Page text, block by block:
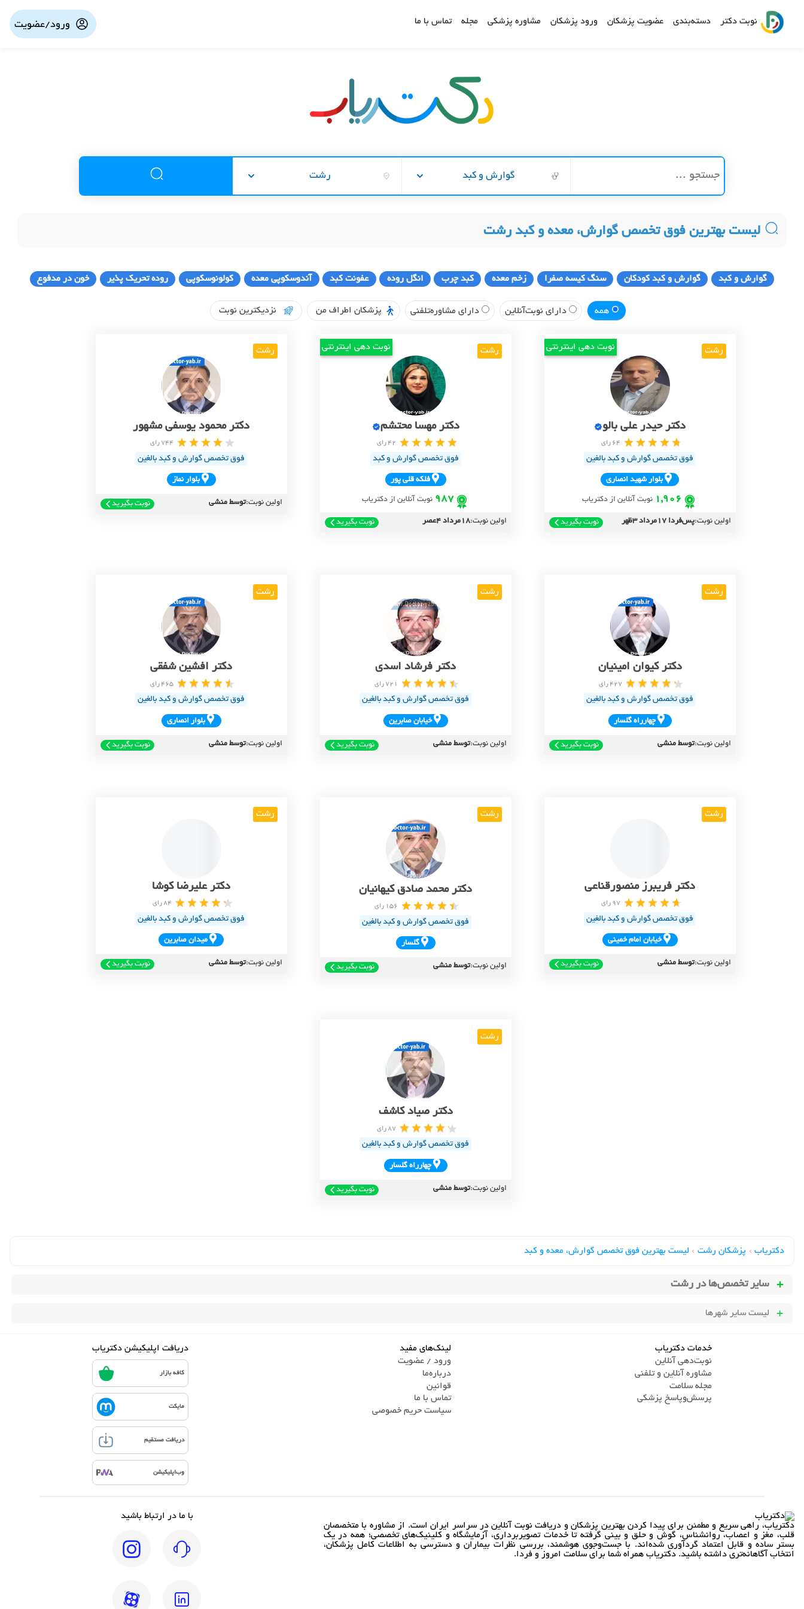
نوبت دکتر دسته‌بندی عضویت پزشکان ورود پزشکان مشاوره پزشکی مجله تماس با ما ورود/عضویت
گوارش و کبد رشت
لیست بهترین فوق تخصص گوارش، معده و کبد رشت
گوارش و کبد گوارش و کبد کودکان سنگ کیسه صفرا زخم معده کبد چرب انگل روده عفونت کبد آندوسکوپی معده کولونوسکوپی روده تحریک پذیر خون در مدفوع
همه دارای نوبت‌آنلاین دارای مشاوره‌تلفنی پزشکان اطراف من نزدیکترین نوبت
رشت نوبت دهی اینترنتی
دکتر حیدر علی بالو
64 رای
فوق تخصص گوارش و کبد بالغین
بلوار شهيد انصاري
1,906 نوبت آنلاین از دکتریاب
اولین نوبت:پس‌فردا 17مرداد 3ظهر نوبت بگیرید
رشت نوبت دهی اینترنتی
دکتر مهسا محتشم
42 رای
فوق تخصص گوارش و کبد
فلکه قلي پور
987 نوبت آنلاین از دکتریاب
اولین نوبت:18مرداد 4عصر نوبت بگیرید
رشت
دکتر محمود یوسفی مشهور
744 رای
فوق تخصص گوارش و کبد بالغین
بلوار نماز
اولین نوبت:توسط منشی نوبت بگیرید
رشت
دکتر کیوان امینیان
427 رای
فوق تخصص گوارش و کبد بالغین
چهارراه گلسار
اولین نوبت:توسط منشی نوبت بگیرید
رشت
دکتر فرشاد اسدی
721 رای
فوق تخصص گوارش و کبد بالغین
خيابان صابرين
اولین نوبت:توسط منشی نوبت بگیرید
رشت
دکتر افشین شفقی
465 رای
فوق تخصص گوارش و کبد بالغین
بلوار انصاري
اولین نوبت:توسط منشی نوبت بگیرید
رشت
دکتر فریبرز منصورقناعی
97 رای
فوق تخصص گوارش و کبد بالغین
خيابان امام خميني
اولین نوبت:توسط منشی نوبت بگیرید
رشت
دکتر محمد صادق کیهانیان
156 رای
فوق تخصص گوارش و کبد بالغین
گلسار
اولین نوبت:توسط منشی نوبت بگیرید
رشت
دکتر علیرضا کوشا
84 رای
فوق تخصص گوارش و کبد بالغین
ميدان صابرين
اولین نوبت:توسط منشی نوبت بگیرید
رشت
دکتر صیاد کاشف
87 رای
فوق تخصص گوارش و کبد بالغین
چهارراه گلسار
اولین نوبت:توسط منشی نوبت بگیرید
دکتریاب › پزشکان رشت › لیست بهترین فوق تخصص گوارش، معده و کبد
سایر تخصص‌ها در رشت
لیست سایر شهرها
خدمات دکتریاب
نوبت‌دهی آنلاین
مشاوره آنلاین و تلفنی
مجله سلامت
پرسش‌و‌پاسخ پزشکی
لینک‌های مفید
ورود / عضویت
درباره‌ما
قوانین
تماس ‌با ما
سیاست حریم خصوصی
دریافت اپلیکیشن دکتریاب
کافه بازار
مایکت
دریافت مستقیم
وب‌اپلیکیشن
دکتریاب، راهی سریع و مطمئن برای پیدا کردن بهترین پزشکان و دریافت نوبت آنلاین در سراسر ایران است. از مشاوره با متخصصان
قلب، مغز و اعصاب، روانشناس، گوش و حلق و بینی گرفته تا خدمات تصویربرداری، آزمایشگاه و کلینیک‌های تخصصی؛ همه در یک
بستر ساده و قابل اعتماد گردآوری شده‌اند. با جست‌وجوی هوشمند، بررسی نظرات بیماران و دسترسی به اطلاعات کامل پزشکان،
انتخاب آگاهانه‌تری داشته باشید. دکتریاب همراه شما برای سلامت امروز و فردا.
با ما در ارتباط باشید